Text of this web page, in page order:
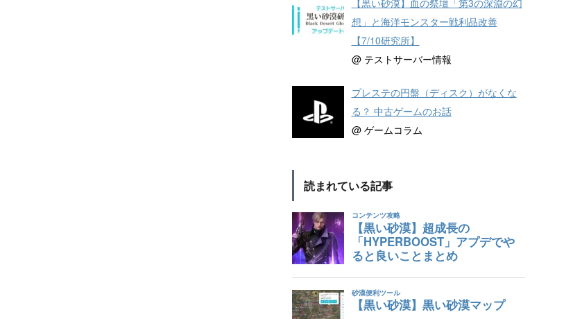
想」と海洋モンスター戦利品改善
【7/10研究所】
@ テストサーバー情報
プレステの円盤（ディスク）がなくな
る？ 中古ゲームのお話
@ ゲームコラム
読まれている記事